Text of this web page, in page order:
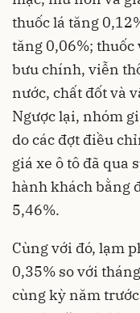
thuốc lá tăng
tăng 0,06%; thuốc
bưu chính, viễn
nước, chất đốt và
Ngược lại, nhóm
do các đợt điều
giá xe ô tô đã qua
hành khách bằng
5,46%.
Cùng với đó, lạm
0,35% so với
cùng kỳ năm